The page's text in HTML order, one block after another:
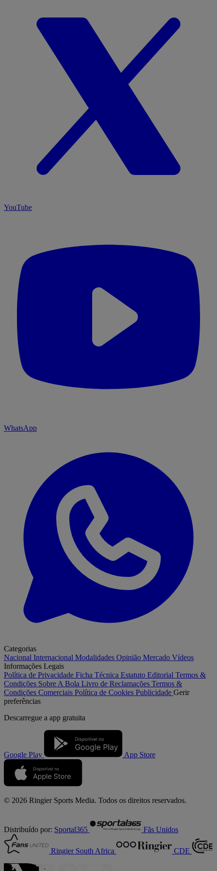
YouTube
WhatsApp
Categorias
Nacional Internacional Modalidades Opinião Mercado Vídeos
Informações Legais
Política de Privacidade Ficha Técnica Estatuto Editorial Termos &
Condições Sobre A Bola Livro de Reclamações Termos &
Condições Comerciais Política de Cookies Publicidade Gerir
preferências
Descarregue a app gratuita
Google Play App Store
© 2026 Ringier Sports Media. Todos os direitos reservados.
Distribuído por: Sportal365 Fãs Unidos
Ringier South Africa CDE